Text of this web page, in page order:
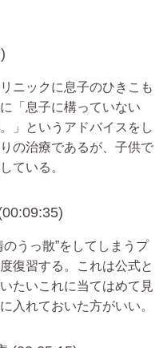
ニックに息子のひきこも
「息子に構っていない
」というアドバイスをし
の治療であるが、子供で
ている。
うっ散”をしてしまうプ
復習する。これは公式と
たいこれに当てはめて見
入れておいた方がいい。